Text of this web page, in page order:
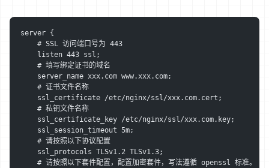
server {
    # SSL 访问端口号为 443
    listen 443 ssl;
    # 填写绑定证书的域名
    server_name xxx.com www.xxx.com;
    # 证书文件名称
    ssl_certificate /etc/nginx/ssl/xxx.com.cert;
    # 私钥文件名称
    ssl_certificate_key /etc/nginx/ssl/xxx.com.key;
    ssl_session_timeout 5m;
    # 请按照以下协议配置
    ssl_protocols TLSv1.2 TLSv1.3;
    # 请按照以下套件配置，配置加密套件，写法遵循 openssl 标准。